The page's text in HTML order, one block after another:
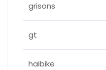
grisons
gt
haibike